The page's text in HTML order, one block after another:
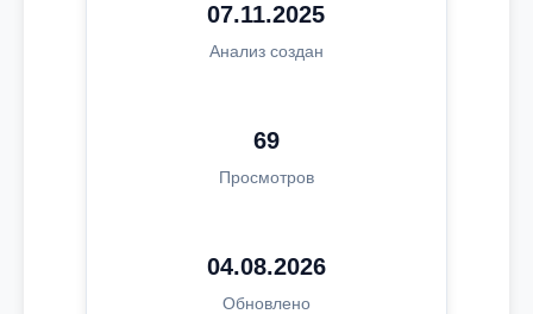
07.11.2025
Анализ создан
69
Просмотров
04.08.2026
Обновлено